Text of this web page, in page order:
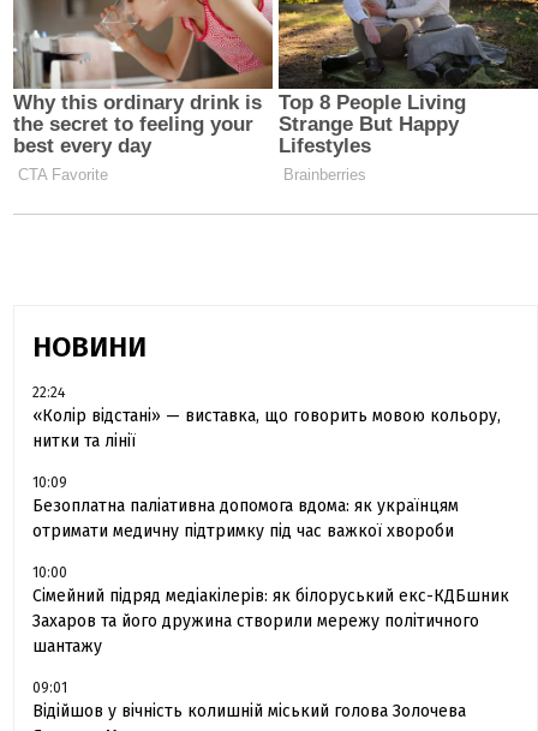
НОВИНИ
22:24
«Колір відстані» — виставка, що говорить мовою кольору,
нитки та лінії
10:09
Безоплатна паліативна допомога вдома: як українцям
отримати медичну підтримку під час важкої хвороби
10:00
Сімейний підряд медіакілерів: як білоруський екс-КДБшник
Захаров та його дружина створили мережу політичного
шантажу
09:01
Відійшов у вічність колишній міський голова Золочева